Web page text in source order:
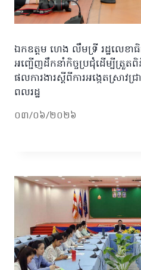
ឯកឧត្តម ហេង លឹមទ្រី រដ្ឋលេខា
អញ្ជើញដឹកនាំកិច្ចប្រជុំដើម្បីត្រួត
ផលការងារស្តីពីការអង្កេតស្រាវ
ពលរដ្ឋ
០៣/០៦/២០២៦